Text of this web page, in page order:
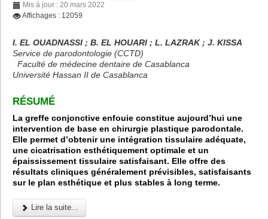
Mis à jour : 20 mars 2022
Affichages : 12059
I. EL OUADNASSI ; B. EL HOUARI ; L. LAZRAK ; J. KISSA
Service de parodontologie (CCTD)
Faculté de médecine dentaire de Casablanca
Université Hassan II de Casablanca
RÉSUMÉ
La greffe conjonctive enfouie constitue aujourd’hui une
intervention de base en chirurgie plastique parodontale.
Elle permet d’obtenir une intégration tissulaire adéquate,
une cicatrisation esthétiquement optimale et un
épaississement tissulaire satisfaisant. Elle offre des
résultats cliniques généralement prévisibles, satisfaisants
sur le plan esthétique et plus stables à long terme.
Lire la suite...